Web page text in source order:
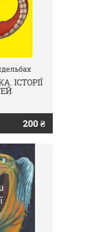
ІСТОРІЇ
200 ₴